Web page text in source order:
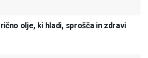
olje, ki hladi, sprošča in zdravi